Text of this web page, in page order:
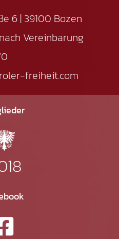
6 | 39100 Bozen
Vereinbarung
freiheit.com